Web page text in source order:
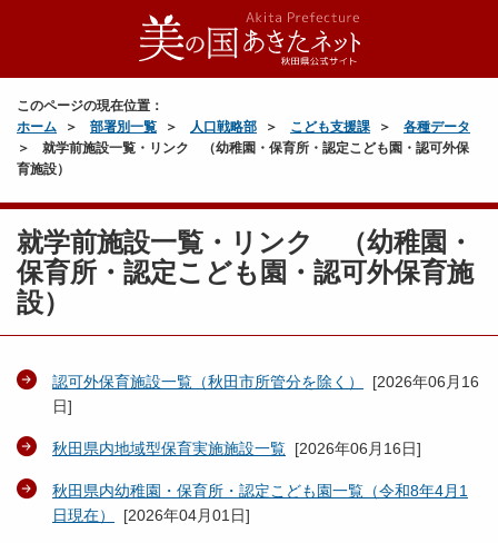
このページの現在位置：
ホーム
部署別一覧 人口戦略部 こども支援課
各種データ
就学前施設一覧・リンク （幼稚園・保育所・認定こども園・認可外保
育施設）
就学前施設一覧・リンク （幼稚園・
保育所・認定こども園・認可外保育施
設）
認可外保育施設一覧（秋田市所管分を除く） [2026年06月16
日]
秋田県内地域型保育実施施設一覧 [2026年06月16日]
秋田県内幼稚園・保育所・認定こども園一覧（令和8年4月1
日現在）
[2026年04月01日]